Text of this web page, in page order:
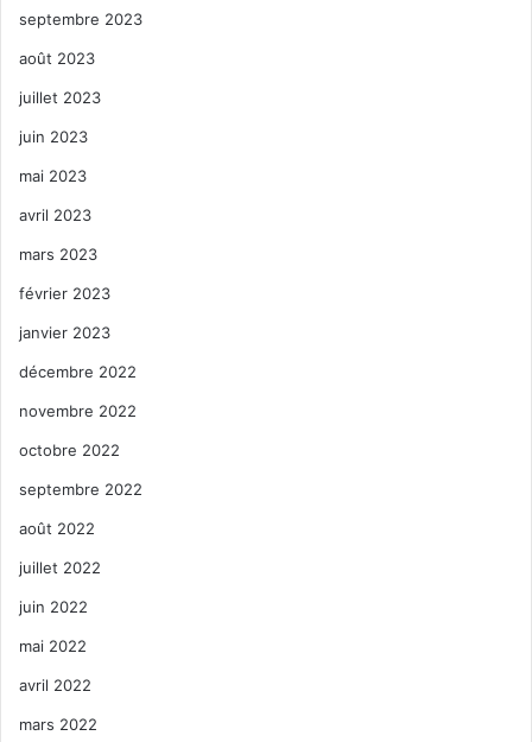
septembre 2023
août 2023
juillet 2023
juin 2023
mai 2023
avril 2023
mars 2023
février 2023
janvier 2023
décembre 2022
novembre 2022
octobre 2022
septembre 2022
août 2022
juillet 2022
juin 2022
mai 2022
avril 2022
mars 2022